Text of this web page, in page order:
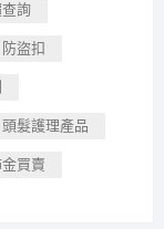
詢
防盜扣
頭髮護理產品
買賣